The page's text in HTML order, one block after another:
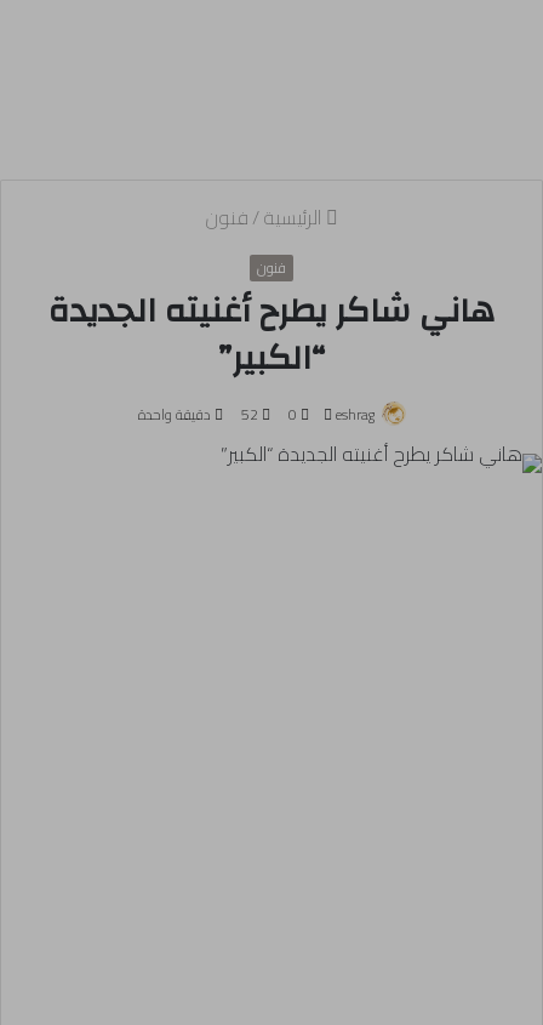
الرئيسية/فنون
فنون
هاني شاكر يطرح أغنيته الجديدة
“الكبير”
eshrag
أرسل
إلكترونيا
0
52 دقيقة واحدة